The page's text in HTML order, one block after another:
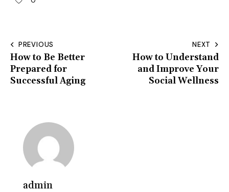
Post
navigation
PREVIOUS
How to Be Better
Prepared for
Successful Aging
NEXT
How to Understand
and Improve Your
Social Wellness
admin